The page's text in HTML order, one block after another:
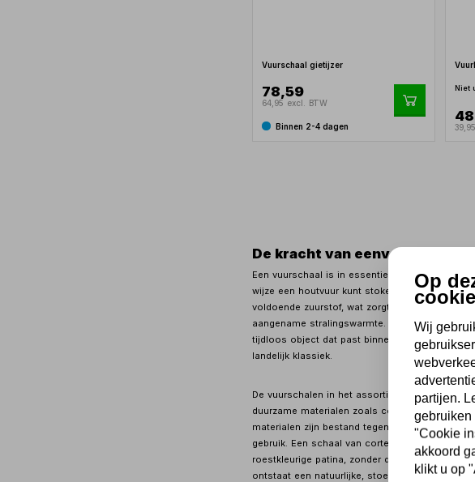
Vuurschaal gietijzer
78,59
64,95 excl. BTW
Binnen 2-4 dagen
Niet
De kracht van eenvoud en
Een vuurschaal is in essentie een robuuste,
wijze een houtvuur kunt stoken. Door het open
voldoende zuurstof, wat zorgt voor een mooie,
aangename stralingswarmte. De eenvoud van
tijdloos object dat past binnen elke
landelijk klassiek.
De vuurschalen in het assortiment van Kippers
duurzame materialen zoals cortenstaal,
materialen zijn bestand tegen hoge
gebruik. Een schaal van cortenstaal krijgt na
roestkleurige patina, zonder dat dit afbreuk
ontstaat een natuurlijke, stoere uitstraling die
Op
Wij
partijen.
gebruiken
"Cookie
akkoord
klikt u op